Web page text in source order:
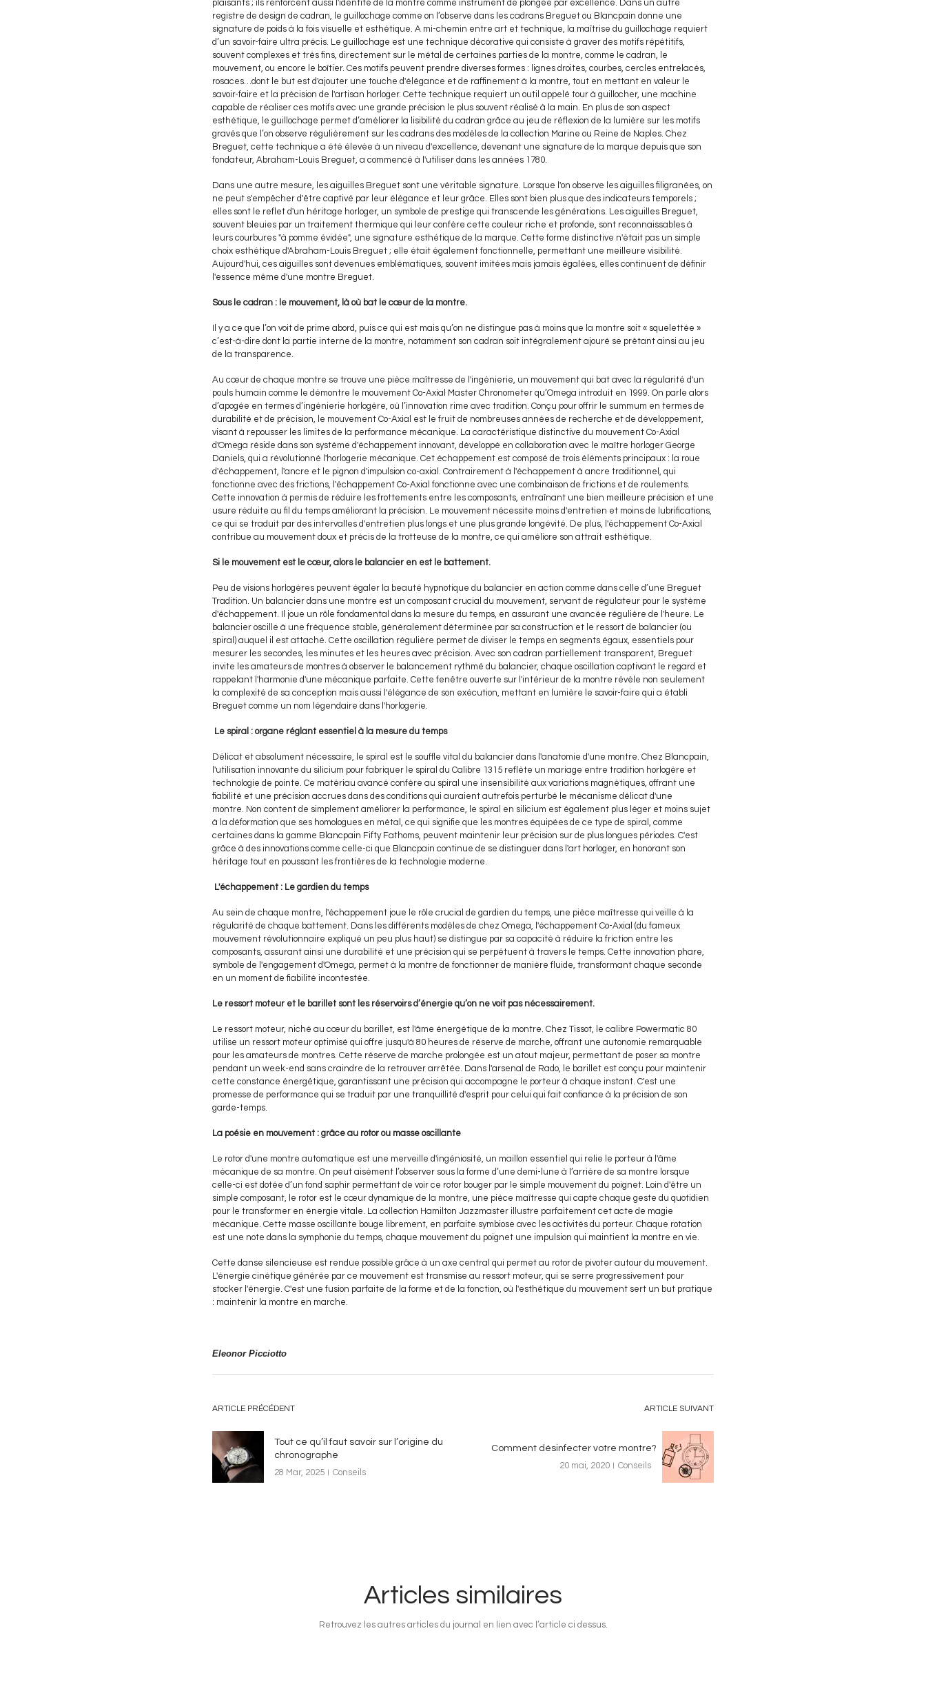
plaisants ; ils renforcent aussi l'identité de la montre comme instrument de plongée par excellence. Dans un autre
registre de design de cadran, le guillochage comme on l’observe dans les cadrans Breguet ou Blancpain donne une
signature de poids à la fois visuelle et esthétique. A mi-chemin entre art et technique, la maîtrise du guillochage requiert
d’un savoir-faire ultra précis. Le guillochage est une technique décorative qui consiste à graver des motifs répétitifs,
souvent complexes et très fins, directement sur le métal de certaines parties de la montre, comme le cadran, le
mouvement, ou encore le boîtier. Ces motifs peuvent prendre diverses formes : lignes droites, courbes, cercles entrelacés,
rosaces…dont le but est d'ajouter une touche d'élégance et de raffinement à la montre, tout en mettant en valeur le
savoir-faire et la précision de l'artisan horloger. Cette technique requiert un outil appelé tour à guillocher, une machine
capable de réaliser ces motifs avec une grande précision le plus souvent réalisé à la main. En plus de son aspect
esthétique, le guillochage permet d’améliorer la lisibilité du cadran grâce au jeu de réflexion de la lumière sur les motifs
gravés que l’on observe régulièrement sur les cadrans des modèles de la collection Marine ou Reine de Naples. Chez
Breguet, cette technique a été élevée à un niveau d'excellence, devenant une signature de la marque depuis que son
fondateur, Abraham-Louis Breguet, a commencé à l'utiliser dans les années 1780.
Dans une autre mesure, les aiguilles Breguet sont une véritable signature. Lorsque l'on observe les aiguilles filigranées, on
ne peut s'empêcher d'être captivé par leur élégance et leur grâce. Elles sont bien plus que des indicateurs temporels ;
elles sont le reflet d'un héritage horloger, un symbole de prestige qui transcende les générations. Les aiguilles Breguet,
souvent bleuies par un traitement thermique qui leur confère cette couleur riche et profonde, sont reconnaissables à
leurs courbures "à pomme évidée", une signature esthétique de la marque. Cette forme distinctive n'était pas un simple
choix esthétique d'Abraham-Louis Breguet ; elle était également fonctionnelle, permettant une meilleure visibilité.
Aujourd'hui, ces aiguilles sont devenues emblématiques, souvent imitées mais jamais égalées, elles continuent de définir
l'essence même d'une montre Breguet.
Sous le cadran : le mouvement, là où bat le cœur de la montre.
Il y a ce que l’on voit de prime abord, puis ce qui est mais qu’on ne distingue pas à moins que la montre soit « squelettée »
c’est-à-dire dont la partie interne de la montre, notamment son cadran soit intégralement ajouré se prêtant ainsi au jeu
de la transparence.
Au cœur de chaque montre se trouve une pièce maîtresse de l'ingénierie, un mouvement qui bat avec la régularité d'un
pouls humain comme le démontre le mouvement Co-Axial Master Chronometer qu’Omega introduit en 1999. On parle alors
d’apogée en termes d’ingénierie horlogère, où l’innovation rime avec tradition. Conçu pour offrir le summum en termes de
durabilité et de précision, le mouvement Co-Axial est le fruit de nombreuses années de recherche et de développement,
visant à repousser les limites de la performance mécanique. La caractéristique distinctive du mouvement Co-Axial
d'Omega réside dans son système d'échappement innovant, développé en collaboration avec le maître horloger George
Daniels, qui a révolutionné l'horlogerie mécanique. Cet échappement est composé de trois éléments principaux : la roue
d'échappement, l'ancre et le pignon d'impulsion co-axial. Contrairement à l'échappement à ancre traditionnel, qui
fonctionne avec des frictions, l'échappement Co-Axial fonctionne avec une combinaison de frictions et de roulements.
Cette innovation à permis de réduire les frottements entre les composants, entraînant une bien meilleure précision et une
usure réduite au fil du temps améliorant la précision. Le mouvement nécessite moins d'entretien et moins de lubrifications,
ce qui se traduit par des intervalles d'entretien plus longs et une plus grande longévité. De plus, l'échappement Co-Axial
contribue au mouvement doux et précis de la trotteuse de la montre, ce qui améliore son attrait esthétique.
Si le mouvement est le cœur, alors le balancier en est le battement.
Peu de visions horlogères peuvent égaler la beauté hypnotique du balancier en action comme dans celle d’une Breguet
Tradition. Un balancier dans une montre est un composant crucial du mouvement, servant de régulateur pour le système
d'échappement. Il joue un rôle fondamental dans la mesure du temps, en assurant une avancée régulière de l'heure. Le
balancier oscille à une fréquence stable, généralement déterminée par sa construction et le ressort de balancier (ou
spiral) auquel il est attaché. Cette oscillation régulière permet de diviser le temps en segments égaux, essentiels pour
mesurer les secondes, les minutes et les heures avec précision. Avec son cadran partiellement transparent, Breguet
invite les amateurs de montres à observer le balancement rythmé du balancier, chaque oscillation captivant le regard et
rappelant l'harmonie d'une mécanique parfaite. Cette fenêtre ouverte sur l'intérieur de la montre révèle non seulement
la complexité de sa conception mais aussi l'élégance de son exécution, mettant en lumière le savoir-faire qui a établi
Breguet comme un nom légendaire dans l'horlogerie.
Le spiral : organe réglant essentiel à la mesure du temps
Délicat et absolument nécessaire, le spiral est le souffle vital du balancier dans l'anatomie d'une montre. Chez Blancpain,
l'utilisation innovante du silicium pour fabriquer le spiral du Calibre 1315 reflète un mariage entre tradition horlogère et
technologie de pointe. Ce matériau avancé confère au spiral une insensibilité aux variations magnétiques, offrant une
fiabilité et une précision accrues dans des conditions qui auraient autrefois perturbé le mécanisme délicat d'une
montre. Non content de simplement améliorer la performance, le spiral en silicium est également plus léger et moins sujet
à la déformation que ses homologues en métal, ce qui signifie que les montres équipées de ce type de spiral, comme
certaines dans la gamme Blancpain Fifty Fathoms, peuvent maintenir leur précision sur de plus longues périodes. C'est
grâce à des innovations comme celle-ci que Blancpain continue de se distinguer dans l'art horloger, en honorant son
héritage tout en poussant les frontières de la technologie moderne.
L'échappement : Le gardien du temps
Au sein de chaque montre, l'échappement joue le rôle crucial de gardien du temps, une pièce maîtresse qui veille à la
régularité de chaque battement. Dans les différents modèles de chez Omega, l'échappement Co-Axial (du fameux
mouvement révolutionnaire expliqué un peu plus haut) se distingue par sa capacité à réduire la friction entre les
composants, assurant ainsi une durabilité et une précision qui se perpétuent à travers le temps. Cette innovation phare,
symbole de l'engagement d'Omega, permet à la montre de fonctionner de manière fluide, transformant chaque seconde
en un moment de fiabilité incontestée.
Le ressort moteur et le barillet sont les réservoirs d’énergie qu’on ne voit pas nécessairement.
Le ressort moteur, niché au cœur du barillet, est l'âme énergétique de la montre. Chez Tissot, le calibre Powermatic 80
utilise un ressort moteur optimisé qui offre jusqu'à 80 heures de réserve de marche, offrant une autonomie remarquable
pour les amateurs de montres. Cette réserve de marche prolongée est un atout majeur, permettant de poser sa montre
pendant un week-end sans craindre de la retrouver arrêtée. Dans l'arsenal de Rado, le barillet est conçu pour maintenir
cette constance énergétique, garantissant une précision qui accompagne le porteur à chaque instant. C'est une
promesse de performance qui se traduit par une tranquillité d'esprit pour celui qui fait confiance à la précision de son
garde-temps.
La poésie en mouvement : grâce au rotor ou masse oscillante
Le rotor d'une montre automatique est une merveille d'ingéniosité, un maillon essentiel qui relie le porteur à l'âme
mécanique de sa montre. On peut aisément l’observer sous la forme d’une demi-lune à l’arrière de sa montre lorsque
celle-ci est dotée d’un fond saphir permettant de voir ce rotor bouger par le simple mouvement du poignet. Loin d'être un
simple composant, le rotor est le cœur dynamique de la montre, une pièce maîtresse qui capte chaque geste du quotidien
pour le transformer en énergie vitale. La collection Hamilton Jazzmaster illustre parfaitement cet acte de magie
mécanique. Cette masse oscillante bouge librement, en parfaite symbiose avec les activités du porteur. Chaque rotation
est une note dans la symphonie du temps, chaque mouvement du poignet une impulsion qui maintient la montre en vie.
Cette danse silencieuse est rendue possible grâce à un axe central qui permet au rotor de pivoter autour du mouvement.
L'énergie cinétique générée par ce mouvement est transmise au ressort moteur, qui se serre progressivement pour
stocker l'énergie. C'est une fusion parfaite de la forme et de la fonction, où l'esthétique du mouvement sert un but pratique
: maintenir la montre en marche.
Eleonor Picciotto
ARTICLE PRÉCÉDENT
Tout ce qu’il faut savoir sur l’origine du
chronographe
28 Mar, 2025
Conseils
ARTICLE SUIVANT
Comment désinfecter votre montre?
20 mai, 2020
Conseils
Articles similaires
Retrouvez les autres articles du journal en lien avec l’article ci dessus.